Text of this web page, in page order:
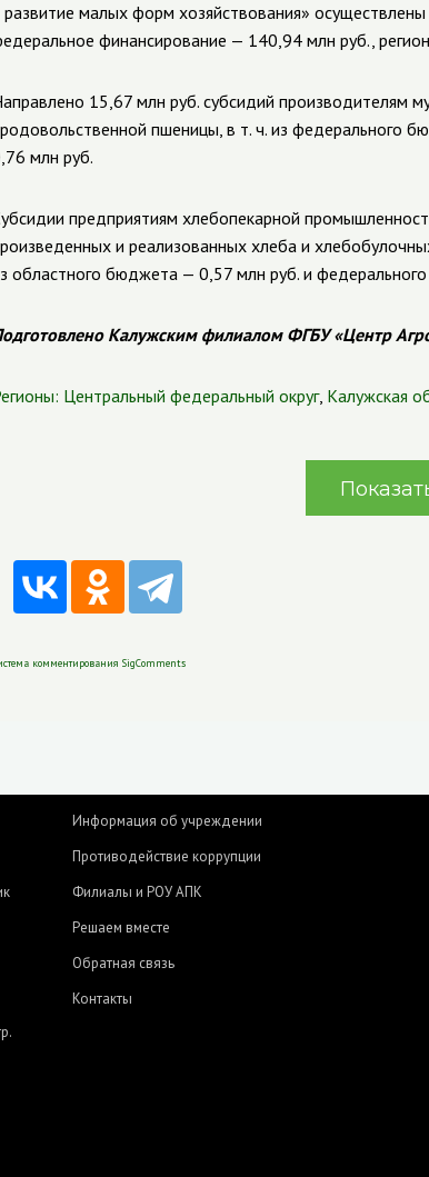
развитие малых форм хозяйствования»
финансирование — 140,94 млн руб.,
15,67 млн руб. субсидий производителям
пшеницы, в т. ч. из федерального
млн руб.
предприятиям хлебопекарной
и реализованных хлеба и
областного бюджета — 0,57 млн руб. и
Калужским филиалом ФГБУ «Центр
Центральный федеральный округ, Калужская
комментирования SigComments
Информация об учреждении
Противодействие коррупции
Филиалы и РОУ АПК
Решаем вместе
Обратная связь
Контакты